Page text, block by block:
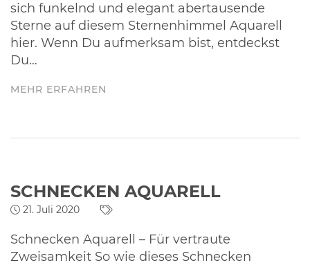
sich funkelnd und elegant abertausende
Sterne auf diesem Sternenhimmel Aquarell
hier. Wenn Du aufmerksam bist, entdeckst
Du…
MEHR ERFAHREN
SCHNECKEN AQUARELL
21. Juli 2020
Schnecken Aquarell – Für vertraute
Zweisamkeit So wie dieses Schnecken